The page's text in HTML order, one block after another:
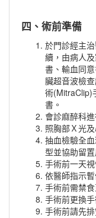
四、術前準備
於門診經主
續，由病人
書、輸血同
臟超音波檢
術(MitraClip)
書。
會診麻醉科
照胸部Ｘ光
抽血檢驗全
型並協助留
手術前一天
依醫師指示
手術前需禁
手術前更換
手術前請先